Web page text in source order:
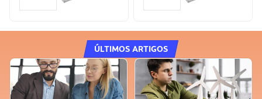
ÚLTIMOS ARTIGOS